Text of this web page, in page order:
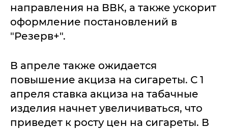
направления на ВВК, а также ускорит
оформление постановлений в
"Резерв+".
В апреле также ожидается
повышение акциза на сигареты. С 1
апреля ставка акциза на табачные
изделия начнет увеличиваться, что
приведет к росту цен на сигареты. В